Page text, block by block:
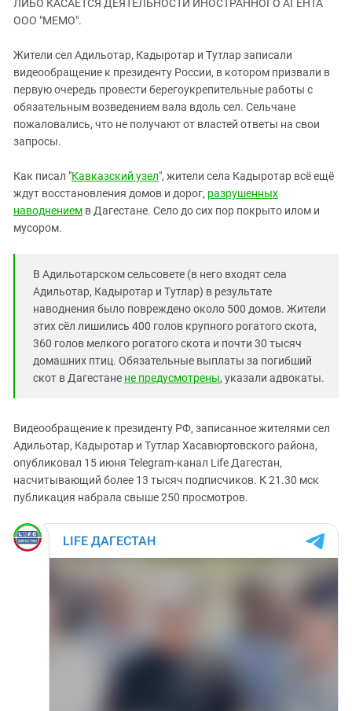
ЗАСТАВЛЯЕТ
ПРЕСЛЕДОВАНИЕ АКТИВИСТОВ
МОБИЛИЗАЦИЯ И ПРОТЕСТЫ
Дагестан
Кабардино-Балкария
Калмыкия
Карачаево-Черкесия
Российская Федерация
Ростовская область
Северная Осетия - Алания
Ставропольский край
Чечня
Южная Осетия
ЮФО
ЛИБО КАСАЕТСЯ ДЕЯТЕЛЬНОСТИ ИНОСТРАННОГО АГЕНТА
ООО "МЕМО".
Жители сел Адильотар, Кадыротар и Тутлар записали
видеообращение к президенту России, в котором призвали в
первую очередь провести берегоукрепительные работы с
обязательным возведением вала вдоль сел. Сельчане
пожаловались, что не получают от властей ответы на свои
запросы.
Как писал "Кавказский узел", жители села Кадыротар всё ещё
ждут восстановления домов и дорог, разрушенных
наводнением в Дагестане. Село до сих пор покрыто илом и
мусором.
В Адильотарском сельсовете (в него входят села
Адильотар, Кадыротар и Тутлар) в результате
наводнения было повреждено около 500 домов. Жители
этих сёл лишились 400 голов крупного рогатого скота,
360 голов мелкого рогатого скота и почти 30 тысяч
домашних птиц. Обязательные выплаты за погибший
скот в Дагестане не предусмотрены, указали адвокаты.
Видеообращение к президенту РФ, записанное жителями сел
Адильотар, Кадыротар и Тутлар Хасавюртовского района,
опубликовал 15 июня Telegram-канал Life Дагестан,
насчитывающий более 13 тысяч подписчиков. К 21.30 мск
публикация набрала свыше 250 просмотров.